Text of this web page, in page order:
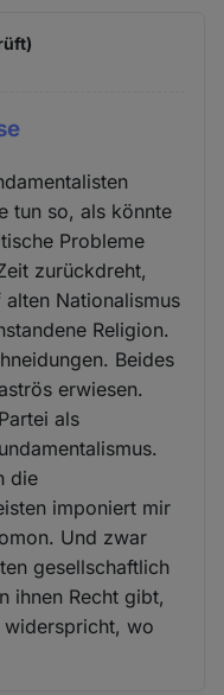
tun so, als könnte
Probleme
zurückdreht,
Nationalismus
Religion.
Beides
erwiesen.
als
die
imponiert mir
Und zwar
gesellschaftlich
ihnen Recht gibt,
widerspricht, wo